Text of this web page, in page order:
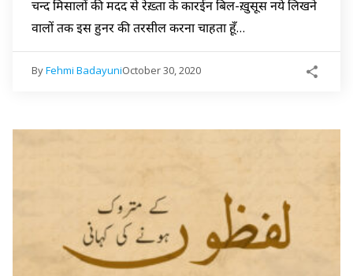
चन्द मिसालों की मदद से रेख़्ता के कारईन बिल-ख़ुसूस नये लिखने
वालों तक इस हुनर की तरसील करना चाहता हूँ…
ByFehmi BadayuniOctober 30, 2020